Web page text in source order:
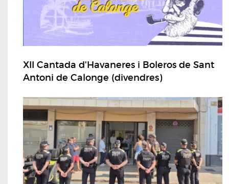
XII Cantada d'Havaneres i Boleros de Sant
Antoni de Calonge (divendres)